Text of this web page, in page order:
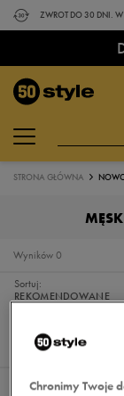
ZWROT DO 30 DNI.
STRONA GŁÓWNA
0
Wyników
Sortuj:
REKOMENDOWANE
Chronimy Twoje